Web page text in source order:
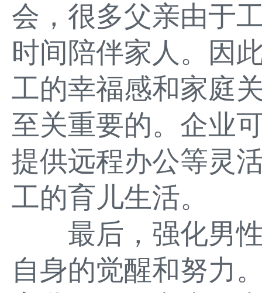
会，很多父亲由于
时间陪伴家人。因
工的幸福感和家庭
至关重要的。企业
提供远程办公等灵
工的育儿生活。
最后，强化男性
自身的觉醒和努力